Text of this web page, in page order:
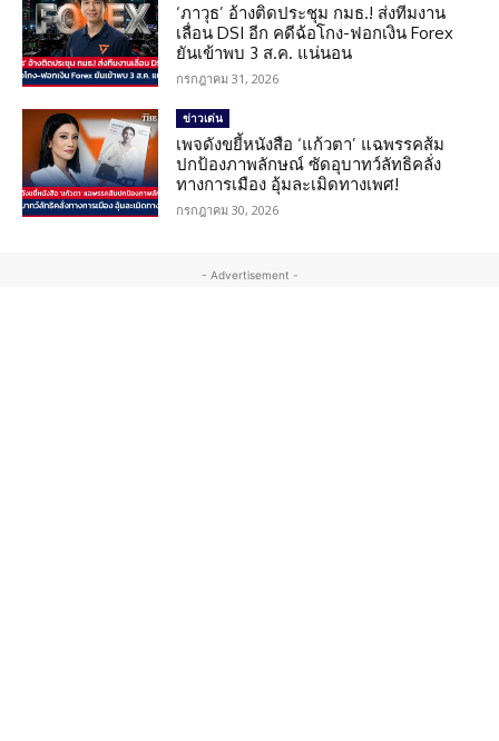
‘ภาวุธ’ อ้างติดประชุม กมธ.! ส่งทีมงาน
เลื่อน DSI อีก คดีฉ้อโกง-ฟอกเงิน Forex
ยันเข้าพบ 3 ส.ค. แน่นอน
กรกฎาคม 31, 2026
ข่าวเด่น
เพจดังขยี้หนังสือ ‘แก้วตา’ แฉพรรคส้ม
ปกป้องภาพลักษณ์ ซัดอุบาทว์ลัทธิคลั่ง
ทางการเมือง อุ้มละเมิดทางเพศ!
กรกฎาคม 30, 2026
- Advertisement -